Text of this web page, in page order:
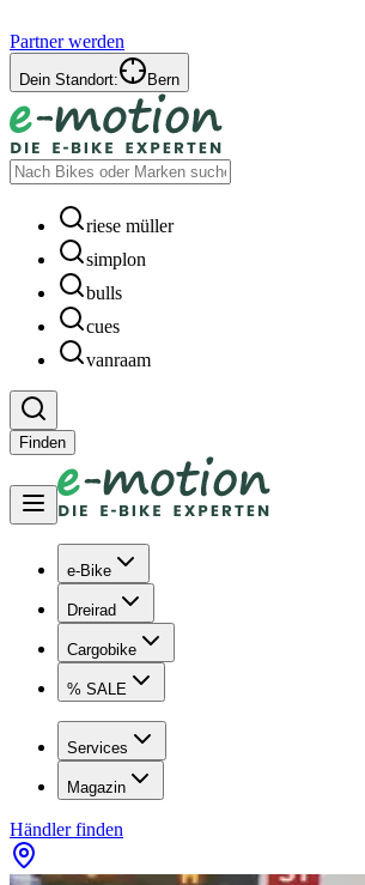
Partner werden
Dein Standort: Bern
riese müller
simplon
bulls
cues
vanraam
Finden
e-Bike
Dreirad
Cargobike
% SALE
Services
Magazin
Händler finden